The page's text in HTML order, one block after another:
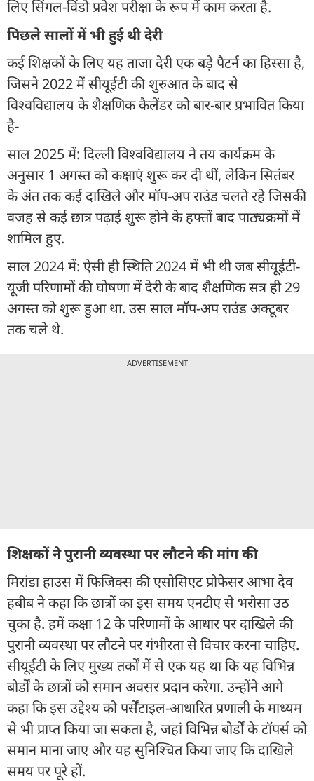
लिए सिंगल-विंडो प्रवेश परीक्षा के रूप में काम करता है.
पिछले सालों में भी हुई थी देरी
कई शिक्षकों के लिए यह ताजा देरी एक बड़े पैटर्न का हिस्सा है,
जिसने 2022 में सीयूईटी की शुरुआत के बाद से
विश्वविद्यालय के शैक्षणिक कैलेंडर को बार-बार प्रभावित किया
है-
साल 2025 में: दिल्ली विश्वविद्यालय ने तय कार्यक्रम के
अनुसार 1 अगस्त को कक्षाएं शुरू कर दी थीं, लेकिन सितंबर
के अंत तक कई दाखिले और मॉप-अप राउंड चलते रहे जिसकी
वजह से कई छात्र पढ़ाई शुरू होने के हफ्तों बाद पाठ्यक्रमों में
शामिल हुए.
साल 2024 में: ऐसी ही स्थिति 2024 में भी थी जब सीयूईटी-
यूजी परिणामों की घोषणा में देरी के बाद शैक्षणिक सत्र ही 29
अगस्त को शुरू हुआ था. उस साल मॉप-अप राउंड अक्टूबर
तक चले थे.
ADVERTISEMENT
शिक्षकों ने पुरानी व्यवस्था पर लौटने की मांग की
मिरांडा हाउस में फिजिक्स की एसोसिएट प्रोफेसर आभा देव
हबीब ने कहा कि छात्रों का इस समय एनटीए से भरोसा उठ
चुका है. हमें कक्षा 12 के परिणामों के आधार पर दाखिले की
पुरानी व्यवस्था पर लौटने पर गंभीरता से विचार करना चाहिए.
सीयूईटी के लिए मुख्य तर्कों में से एक यह था कि यह विभिन्न
बोर्डों के छात्रों को समान अवसर प्रदान करेगा. उन्होंने आगे
कहा कि इस उद्देश्य को पर्सेंटाइल-आधारित प्रणाली के माध्यम
से भी प्राप्त किया जा सकता है, जहां विभिन्न बोर्डों के टॉपर्स को
समान माना जाए और यह सुनिश्चित किया जाए कि दाखिले
समय पर पूरे हों.